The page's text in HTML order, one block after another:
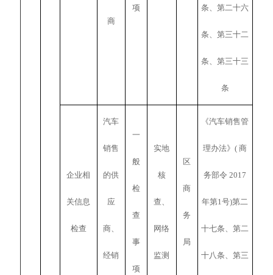
商
项 条、第二十六
条、第三十二
条、第三十三
条
企业相
关信息
检查
汽车
销售
的供
应
商、
经销
一
般
检
查
事
项
实地
核
查、
网络
监测
区
商
务
局
《汽车销售管
理办法》( 商
务部令 2017
年第1号)第二
十七条、第二
十八条、第三